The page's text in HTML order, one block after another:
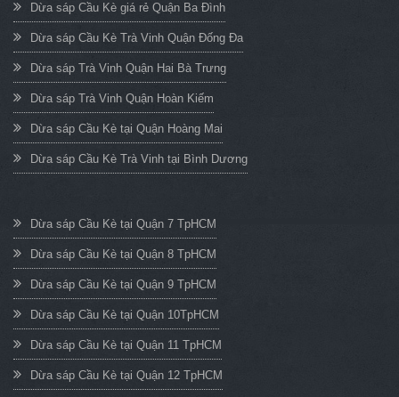
Dừa sáp Cầu Kè giá rẻ Quận Ba Đình
Dừa sáp Cầu Kè Trà Vinh Quận Đống Đa
Dừa sáp Trà Vinh Quận Hai Bà Trưng
Dừa sáp Trà Vinh Quận Hoàn Kiếm
Dừa sáp Cầu Kè tại Quận Hoàng Mai
Dừa sáp Cầu Kè Trà Vinh tại Bình Dương
Dừa sáp Cầu Kè tại Quận 7 TpHCM
Dừa sáp Cầu Kè tại Quận 8 TpHCM
Dừa sáp Cầu Kè tại Quận 9 TpHCM
Dừa sáp Cầu Kè tại Quận 10TpHCM
Dừa sáp Cầu Kè tại Quận 11 TpHCM
Dừa sáp Cầu Kè tại Quận 12 TpHCM